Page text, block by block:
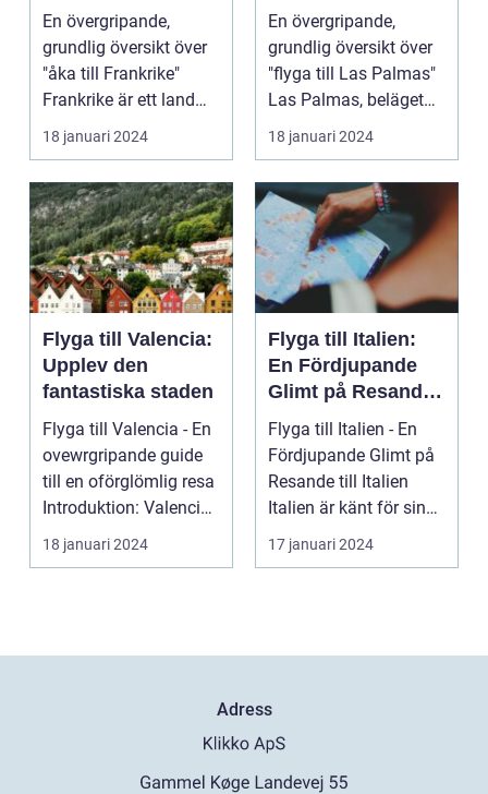
Eiffeltornet och
bortom
En övergripande,
grundlig översikt över
"åka till Frankrike"
Frankrike är ett land
som lockar besök...
18 januari 2024
pärla
En övergripande,
grundlig översikt över
"flyga till Las Palmas"
Las Palmas, beläget
på ön Gran Cana...
18 januari 2024
Flyga till Valencia:
Upplev den
fantastiska staden
Flyga till Valencia - En
ovewrgripande guide
till en oförglömlig resa
Introduktion: Valencia,
beläg...
18 januari 2024
Flyga till Italien:
En Fördjupande
Glimt på Resande
till Italien
Flyga till Italien - En
Fördjupande Glimt på
Resande till Italien
Italien är känt för sina
fantasti...
17 januari 2024
Adress